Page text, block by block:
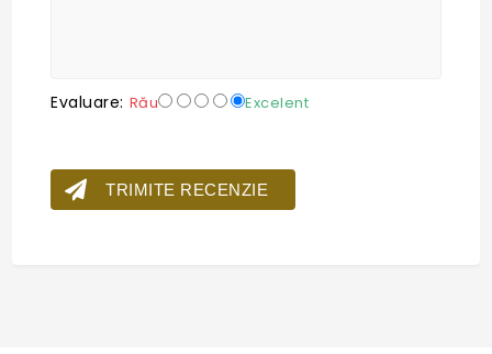
Evaluare: Rău Excelent
TRIMITE RECENZIE